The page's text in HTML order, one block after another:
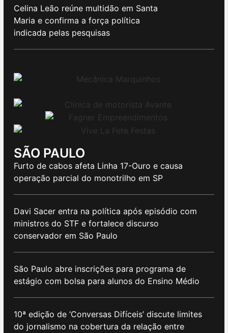
Celina Leão reúne multidão em Santa
Maria e confirma a força política
indicada pelas pesquisas
SÃO PAULO
Furto de cabos afeta Linha 17-Ouro e causa
operação parcial do monotrilho em SP
Davi Sacer entra na política após episódio com
ministros do STF e fortalece discurso
conservador em São Paulo
São Paulo abre inscrições para programa de
estágio com bolsa para alunos do Ensino Médio
10ª edição de ‘Conversas Difíceis’ discute limites
do jornalismo na cobertura da relação entre